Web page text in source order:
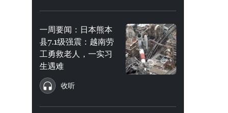
一周要闻：日本熊本
县7.1级强震：越南劳
工勇救老人，一实习
生遇难
收听